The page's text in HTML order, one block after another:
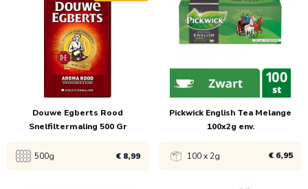
€ 23,95 1x € 25,99
Douwe Egberts Rood
Snelfiltermaling 500 Gr
500g € 8,99
Pickwick English Tea Melange
100x2g env.
100 x 2g € 6,95